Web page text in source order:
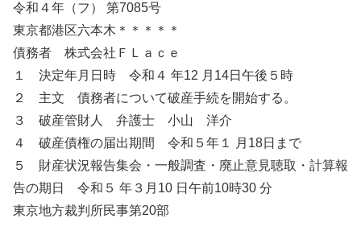
令和４年（フ） 第7085号
東京都港区六本木＊＊＊＊＊
債務者 株式会社ＦＬａｃｅ
１ 決定年月日時 令和４ 年12 月14日午後５時
２ 主文 債務者について破産手続を開始する。
３ 破産管財人 弁護士 小山 洋介
４ 破産債権の届出期間 令和５年１ 月18日まで
５ 財産状況報告集会・一般調査・廃止意見聴取・計算報
告の期日 令和５ 年３月10 日午前10時30 分
東京地方裁判所民事第20部